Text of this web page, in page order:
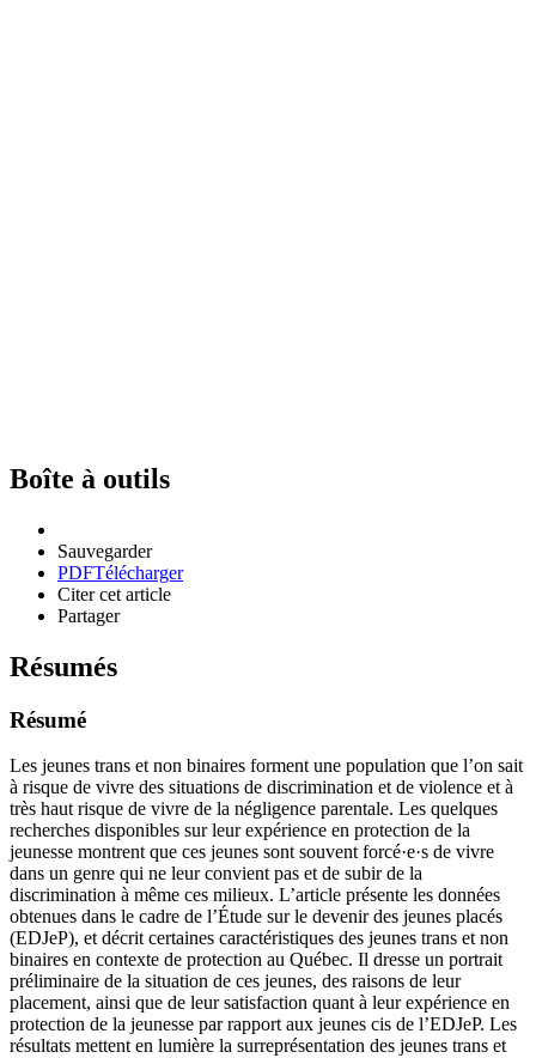
Boîte à outils
Sauvegarder
PDFTélécharger
Citer cet article
Partager
Résumés
Résumé
Les jeunes trans et non binaires forment une population que l’on sait
à risque de vivre des situations de discrimination et de violence et à
très haut risque de vivre de la négligence parentale. Les quelques
recherches disponibles sur leur expérience en protection de la
jeunesse montrent que ces jeunes sont souvent forcé·e·s de vivre
dans un genre qui ne leur convient pas et de subir de la
discrimination à même ces milieux. L’article présente les données
obtenues dans le cadre de l’Étude sur le devenir des jeunes placés
(EDJeP), et décrit certaines caractéristiques des jeunes trans et non
binaires en contexte de protection au Québec. Il dresse un portrait
préliminaire de la situation de ces jeunes, des raisons de leur
placement, ainsi que de leur satisfaction quant à leur expérience en
protection de la jeunesse par rapport aux jeunes cis de l’EDJeP. Les
résultats mettent en lumière la surreprésentation des jeunes trans et